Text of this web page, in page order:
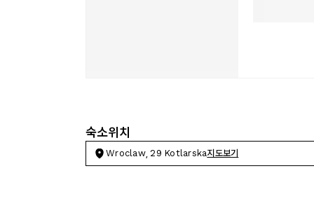
숙소위치
Wroclaw, 29 Kotlarska지도보기